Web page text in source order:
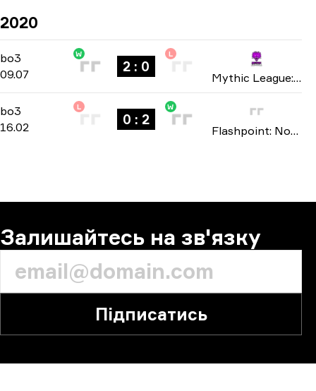
2020
bo3 -bo3
09.07
W
2 : 0
L
Mythic League: Season 1 2020
bo3 -bo3
16.02
L
0 : 2
W
Flashpoint: North America Closed Qualifier season 1 2020
Залишайтесь на зв'язку
Підписатись